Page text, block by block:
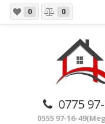
0 0
0775
0555 97-16-